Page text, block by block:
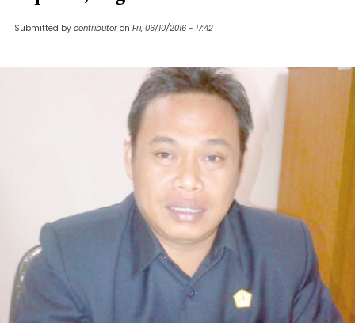
Submitted by contributor on Fri, 06/10/2016 - 17:42